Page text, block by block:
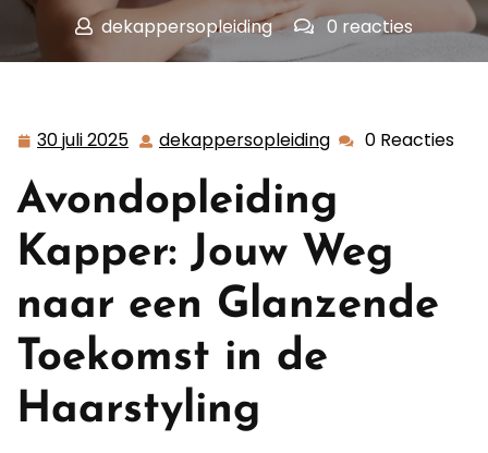
dekappersopleiding
0 reacties
dekappersopleiding.nl>>Uncategorized>>
30 juli 2025 30
2025
dekappersopleiding 0 Reacties
Avondopleiding
Kapper: Jouw Weg
naar een Glanzende
Toekomst in de
Haarstyling